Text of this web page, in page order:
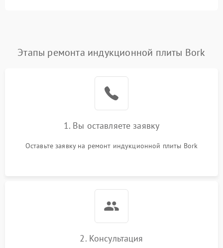
Этапы ремонта индукционной плиты Bork
1. Вы оставляете заявку
Оставьте заявку на ремонт индукционной плиты Bork
2. Консультация